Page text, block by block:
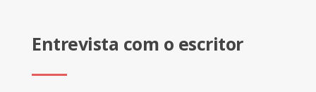
Entrevista com o escritor